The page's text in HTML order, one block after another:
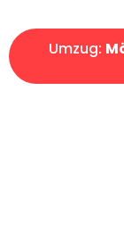
Umzug: